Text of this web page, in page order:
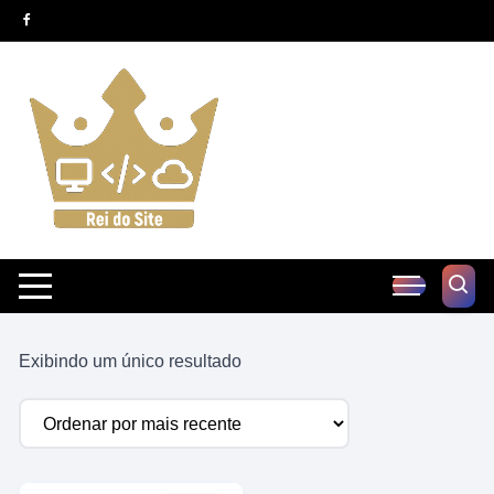
Pular
para
conteúdo
Exibindo um único resultado